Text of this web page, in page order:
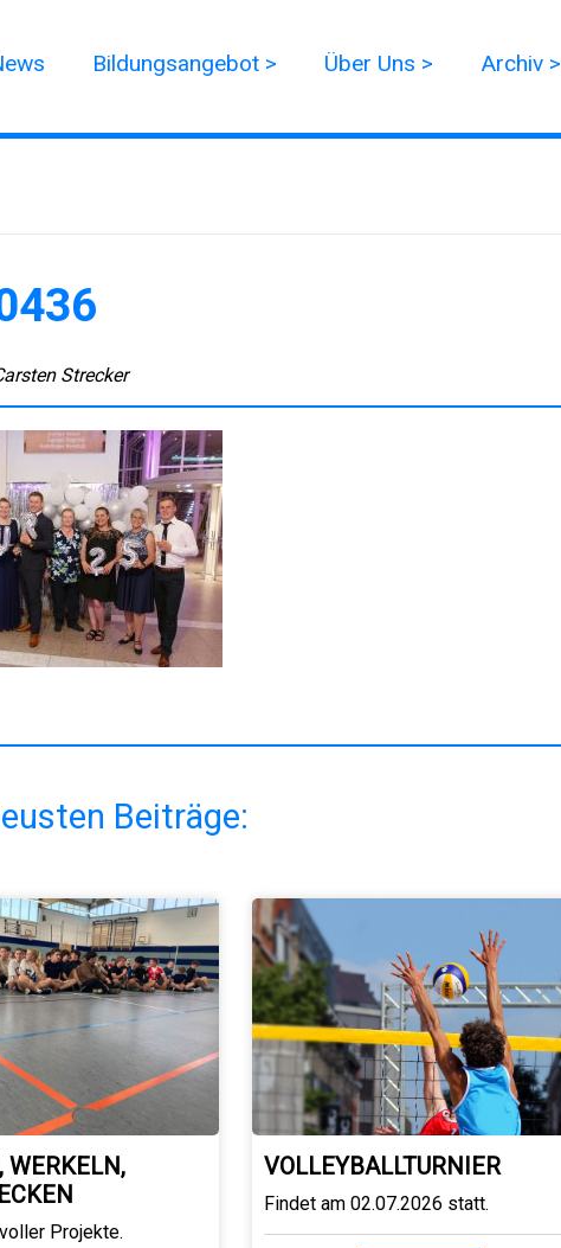
Bildungsangebot > Über Uns > Archiv >
Strecker
Beiträge:
WERKELN,
Projekte.
VOLLEYBALLTURNIER
Findet am 02.07.2026 statt.